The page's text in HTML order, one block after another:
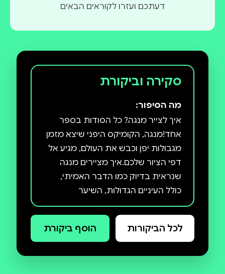
דעתכם ועזרו לקוראים הבאים
סקירה וביקורת
מה הסיפור:
איך לצייר מנגה? כל הסודות בספר
אחד!מנגה, הקומיקס היפני שיצא מזמן
מגבולות יפן וכבש את העולם, מגיע אל
דפי הציור שלכם.איך מציירים מנגה
שנראית בדיוק כמו הדבר האמיתי,
כולל העיניים הגדולות, השיער
המתעופף והגוף הגמיש? זה אפשרי
ולא קשה בכלל, כפי שמסביר יוצר
הקומיקס מארק קרילי. צעד צעד,
לכל הביקורות הוסף ביקורת